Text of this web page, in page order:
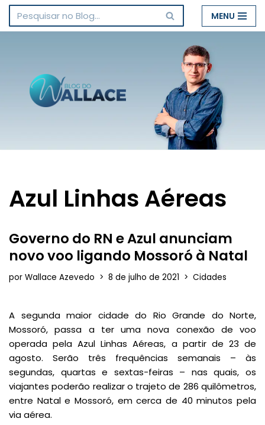
Pular
conteúdo
MENU
Azul Linhas Aéreas
Governo do RN e Azul anunciam
novo voo ligando Mossoró à Natal
por Wallace Azevedo 8 de julho de 2021 Cidades
A segunda maior cidade do Rio Grande do Norte,
Mossoró, passa a ter uma nova conexão de voo
operada pela Azul Linhas Aéreas, a partir de 23 de
agosto. Serão três frequências semanais – às
segundas, quartas e sextas-feiras – nas quais, os
viajantes poderão realizar o trajeto de 286 quilômetros,
entre Natal e Mossoró, em cerca de 40 minutos pela
via aérea.